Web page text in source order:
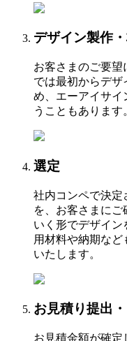
デザイン製作
お客さまのご要望
では最初からデザ
め、エーアイサイ
うこともあります
選定
社内コンペで決定
を、お客さまに
いく形でデザイン
用材料や納期な
いたします。
お見積り提出
お見積金額が確定